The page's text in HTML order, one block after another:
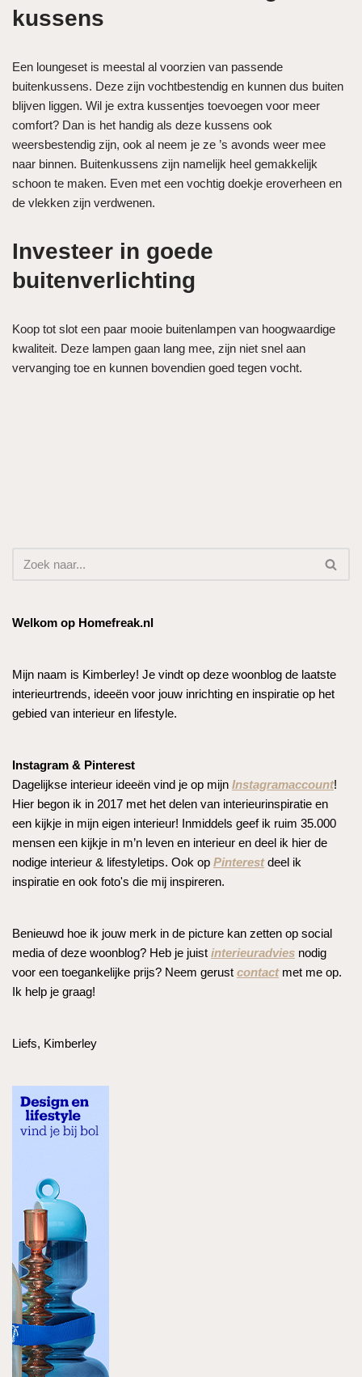
kussens
Een loungeset is meestal al voorzien van passende
buitenkussens. Deze zijn vochtbestendig en kunnen dus buiten
blijven liggen. Wil je extra kussentjes toevoegen voor meer
comfort? Dan is het handig als deze kussens ook
weersbestendig zijn, ook al neem je ze ’s avonds weer mee
naar binnen. Buitenkussens zijn namelijk heel gemakkelijk
schoon te maken. Even met een vochtig doekje eroverheen en
de vlekken zijn verdwenen.
Investeer in goede
buitenverlichting
Koop tot slot een paar mooie buitenlampen van hoogwaardige
kwaliteit. Deze lampen gaan lang mee, zijn niet snel aan
vervanging toe en kunnen bovendien goed tegen vocht.
Welkom op Homefreak.nl
Mijn naam is Kimberley! Je vindt op deze woonblog de laatste
interieurtrends, ideeën voor jouw inrichting en inspiratie op het
gebied van interieur en lifestyle.
Instagram & Pinterest
Dagelijkse interieur ideeën vind je op mijn Instagramaccount!
Hier begon ik in 2017 met het delen van interieurinspiratie en
een kijkje in mijn eigen interieur! Inmiddels geef ik ruim 35.000
mensen een kijkje in m’n leven en interieur en deel ik hier de
nodige interieur & lifestyletips. Ook op Pinterestdeel ik
inspiratie en ook foto's die mij inspireren.
Benieuwd hoe ik jouw merk in de picture kan zetten op social
media of deze woonblog? Heb je juist interieuradvies nodig
voor een toegankelijke prijs? Neem gerust contactmet me op.
Ik help je graag!
Liefs, Kimberley